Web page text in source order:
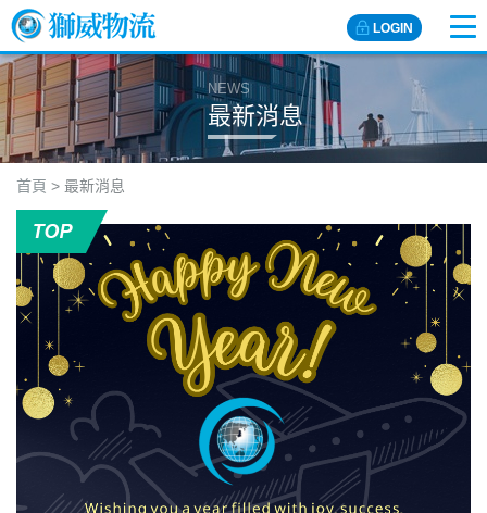
LOGIN
NEWS
最新消息
首頁 > 最新消息
最
新
消
息